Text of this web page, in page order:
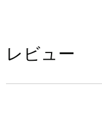
レビュー